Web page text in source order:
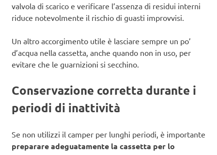
valvola di scarico e verificare l’assenza di residui interni
riduce notevolmente il rischio di guasti improvvisi.
Un altro accorgimento utile è lasciare sempre un po’
d’acqua nella cassetta, anche quando non in uso, per
evitare che le guarnizioni si secchino.
Conservazione corretta durante i
periodi di inattività
Se non utilizzi il camper per lunghi periodi, è importante
preparare adeguatamente la cassetta per lo